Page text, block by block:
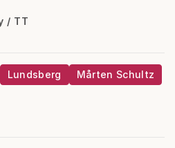
/ TT
Lundsberg Mårten Schultz